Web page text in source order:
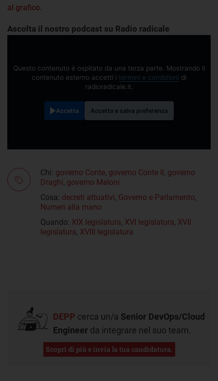
al grafico.
Ascolta il nostro podcast su Radio radicale
Questo contenuto è ospitato da una terza parte. Mostrando il
contenuto esterno accetti i termini e condizioni di
radioradicale.it.
Accetta Accetta e salva preferenza
Chi: governo Conte, governo Conte II, governo
Draghi, governo Meloni
Cosa: decreti attuativi, Governo e Parlamento,
Numeri alla mano
Quando: XIX legislatura, XVI legislatura, XVII
legislatura, XVIII legislatura
DEPP cerca un/a Senior DevOps/Cloud
Engineer da integrare nel suo team.
Scopri di più e invia la tua candidatura.